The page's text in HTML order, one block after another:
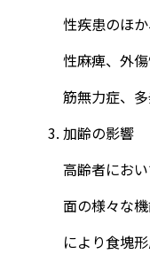
性疾患のほ
性麻痺、外
筋無力症、
加齢の影響
高齢者にお
面の様々な
により食塊